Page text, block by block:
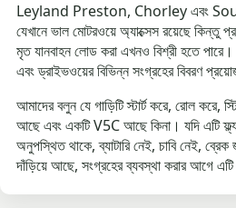
Leyland Preston, Chorley এবং
যেখানে ভাল মোটরওয়ে অ্যাক্সেস রয়েছে কিন্তু
মৃত যানবাহন লোড করা এখনও বিশ্রী হতে পারে।
এবং ড্রাইভওয়ের বিভিন্ন সংগ্রহের বিবরণ
আমাদের বলুন যে গাড়িটি স্টার্ট করে, রোল করে,
আছে এবং একটি V5C আছে কিনা। যদি এটি
অনুপস্থিত থাকে, ব্যাটারি নেই, চাবি নেই,
দাঁড়িয়ে আছে, সংগ্রহের ব্যবস্থা করার আগে